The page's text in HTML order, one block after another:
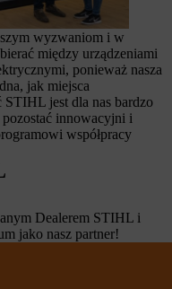
wyzwaniom i w
między urządzeniami
ponieważ nasza
jak miejsca
STIHL jest dla nas bardzo
innowacyjni i
współpracy
Dealerem STIHL i
jako nasz partner!